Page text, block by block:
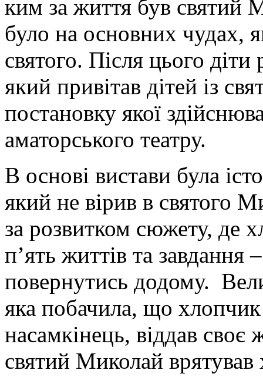
ким за життя був святий
було на основних чудах,
святого. Після цього
який привітав дітей із
постановку якої
аматорського театру.
В основі вистави була
який не вірив в святого
за розвитком сюжету, де
п’ять життів та
повернутись додому.
яка побачила, що
насамкінець, віддав своє
святий Миколай